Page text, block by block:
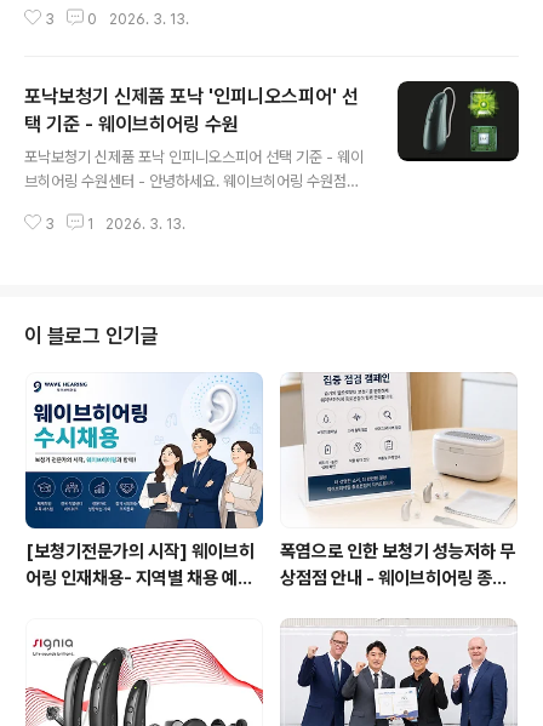
지 형태의 혜택을 마련했다. 행사 대상 제품은 벨톤 인비전,
생활에 얼마나 잘 맞출 수 있나”에 초점을 둔 최신 충전식
열보다 실제 생활에서 달라지는 지점을 중심으로 안내드립
니다. 처음 선택할 때는 ‘좋은 기기’보다 ‘내 생활에 맞게 조
절되는가’가 먼저입니다.처음 착용자에게 중요한 건 소리
를 크게 키우는 느낌이 아니라, 대화가 편해지고 피로가 줄
소리 선명도와 환경음의 자연스러움이 균형을 이루는지,
3 0 2026. 3. 13.
포낙보청기 신제품 포낙 '인피니오스피어' 선
택 기준 - 웨이브히어링 수원
포낙보청기 신제품 포낙 인피니오스피어 선택 기준 - 웨이
브히어링 수원센터 - 안녕하세요. 웨이브히어링 수원점입
다 보면, 의외로 “크게 들리는 보청기”를 기대하시는 경우
해서라기보다는, 청각 처리 방식이 현재 생활 환경과 맞지
않는 경우가 많습니다. 포낙 인피니오스피어는 바로 이런
상황에서 출발한 모델입니다. 단순히 소리를 키우는 방식
이 아니라, 환경에 따라 말소리를 어떻게 정리하고 전달할
것인가에 초점을 둔 제품이라고 이해하시면 됩니다. 1. 환
경 인식난청으로 인한 불편은 조용한..
3 1 2026. 3. 13.
이 블로그 인기글
[보청기전문가의 시작] 웨이브히
어링 인재채용- 지역별 채용 예정
폭염으로 인한 보청기 성능저하 무
상점점 안내 - 웨이브히어링 종로
비스 실시